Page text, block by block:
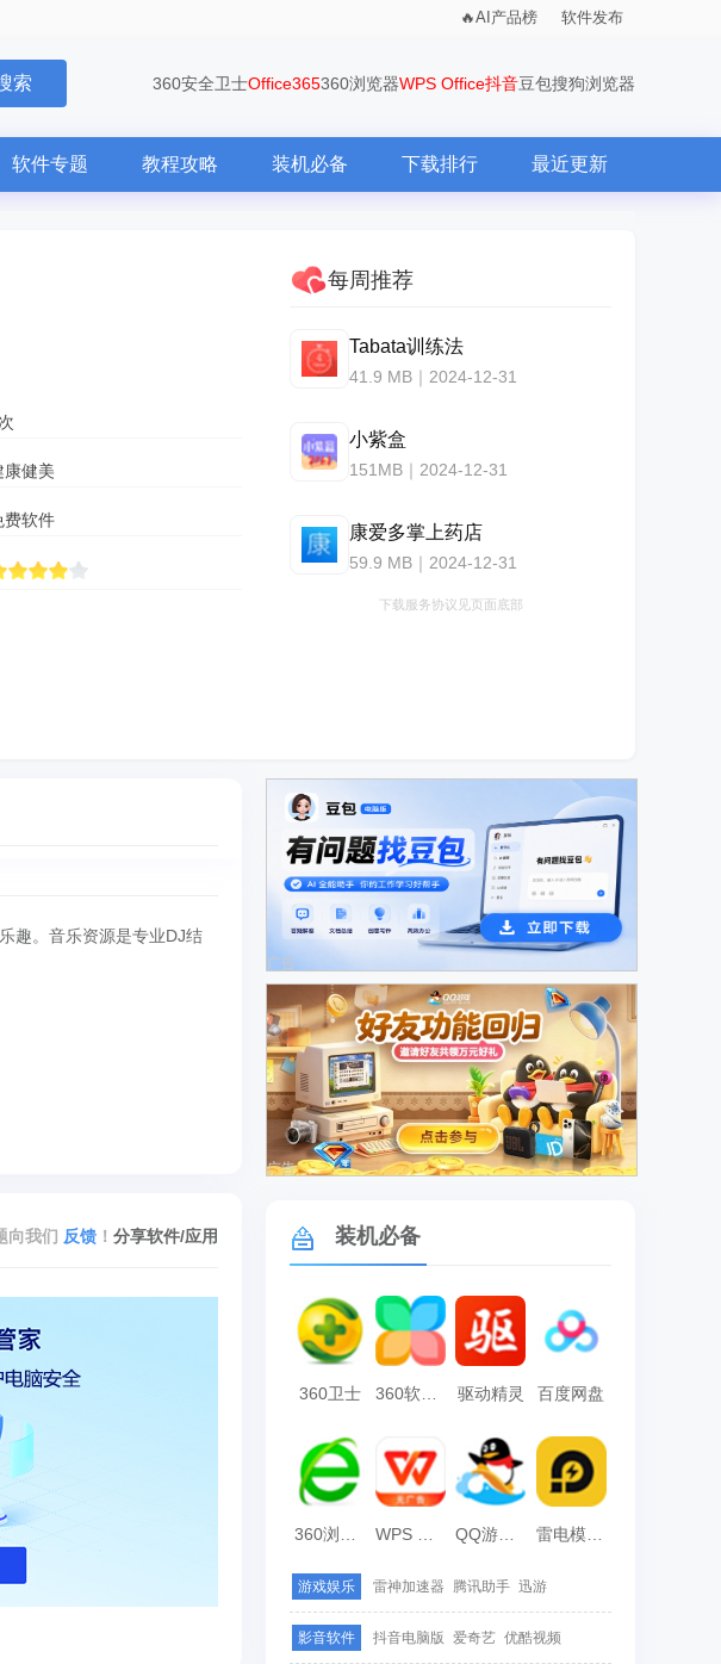
AI产品榜 软件发布
索 360安全卫士Office365360浏览器WPS Office抖音豆包搜狗浏览器
软件专题 教程攻略 装机必备 下载排行 最近更新
康健美
费软件
每周推荐
Tabata训练法
41.9 MB｜2024-12-31
小紫盒
151MB｜2024-12-31
康爱多掌上药店
59.9 MB｜2024-12-31
下载服务协议见页面底部
趣。音乐资源是专业DJ结
分享软件/应用
向我们 反馈 ！
广告
广告
装机必备
360卫士 360软件管家 驱动精灵 百度网盘
雷电模拟器
游戏娱乐 雷神加速器 腾讯助手 迅游
影音软件 抖音电脑版 爱奇艺 优酷视频